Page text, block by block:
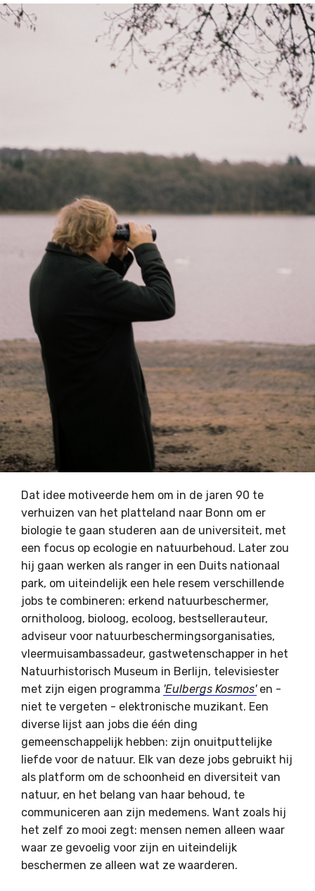
Dat idee motiveerde hem om in de jaren 90 te
verhuizen van het platteland naar Bonn om er
biologie te gaan studeren aan de universiteit, met
een focus op ecologie en natuurbehoud. Later zou
hij gaan werken als ranger in een Duits nationaal
park, om uiteindelijk een hele resem verschillende
jobs te combineren: erkend natuurbeschermer,
ornitholoog, bioloog, ecoloog, bestsellerauteur,
adviseur voor natuurbeschermingsorganisaties,
vleermuisambassadeur, gastwetenschapper in het
Natuurhistorisch Museum in Berlijn, televisiester
met zijn eigen programma 'Eulbergs Kosmos'en -
niet te vergeten - elektronische muzikant. Een
diverse lijst aan jobs die één ding
gemeenschappelijk hebben: zijn onuitputtelijke
liefde voor de natuur. Elk van deze jobs gebruikt hij
als platform om de schoonheid en diversiteit van
natuur, en het belang van haar behoud, te
communiceren aan zijn medemens. Want zoals hij
het zelf zo mooi zegt: mensen nemen alleen waar
waar ze gevoelig voor zijn en uiteindelijk
beschermen ze alleen wat ze waarderen.